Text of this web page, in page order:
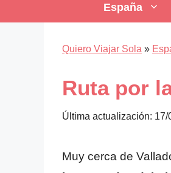
España
Quiero Viajar Sola »
Ruta por
Última actualización: 17/
Muy cerca de